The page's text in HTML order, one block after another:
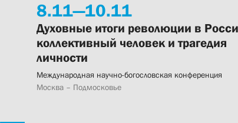
8.11—10.11
Духовные итоги революции в
коллективный человек и трагедия
личности
Международная научно-богословская конференция
Москва – Подмосковье